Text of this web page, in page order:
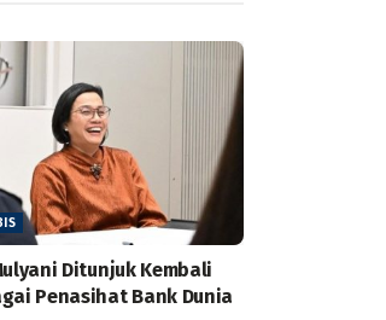
Ditunjuk Kembali
Penasihat Bank Dunia